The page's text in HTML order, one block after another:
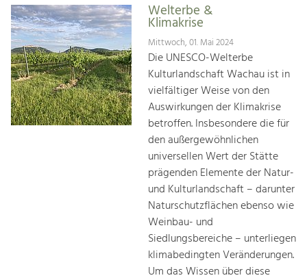
Welterbe &
Klimakrise
Mittwoch, 01. Mai 2024
Die UNESCO-Welterbe
Kulturlandschaft Wachau ist in
vielfältiger Weise von den
Auswirkungen der Klimakrise
betroffen. Insbesondere die für
den außergewöhnlichen
universellen Wert der Stätte
prägenden Elemente der Natur-
und Kulturlandschaft – darunter
Naturschutzflächen ebenso wie
Weinbau- und
Siedlungsbereiche – unterliegen
klimabedingten Veränderungen.
Um das Wissen über diese